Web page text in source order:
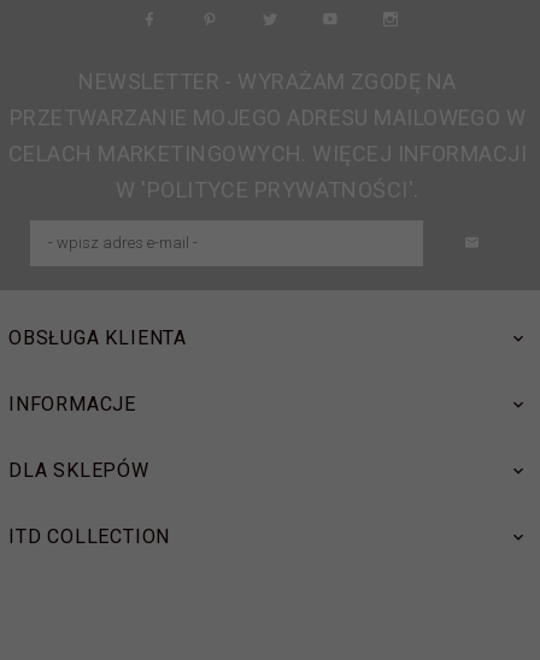
NEWSLETTER - WYRAŻAM ZGODĘ NA
PRZETWARZANIE MOJEGO ADRESU MAILOWEGO W
CELACH MARKETINGOWYCH. WIĘCEJ INFORMACJI
W 'POLITYCE PRYWATNOŚCI'.
OBSŁUGA KLIENTA
INFORMACJE
DLA SKLEPÓW
ITD COLLECTION